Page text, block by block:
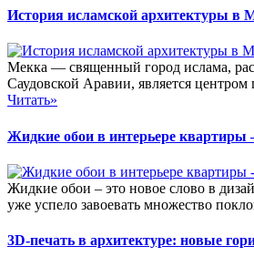
История исламской архитектуры в
Мекка — священный город ислама,
Саудовской Аравии, является центром
Читать»
Жидкие обои в интерьере
Жидкие обои – это новое слово в
уже успело завоевать множество
3D-печать в архитектуре: новые